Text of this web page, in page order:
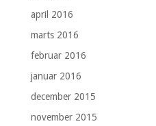
april 2016
marts 2016
februar 2016
januar 2016
december 2015
november 2015